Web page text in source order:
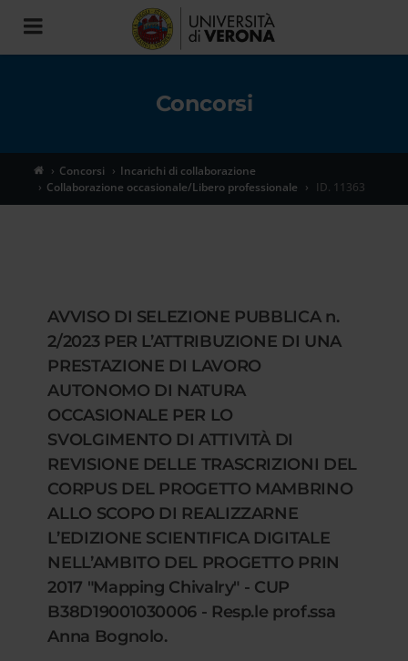
Toggle
navigation
Concorsi
Concorsi
Incarichi di collaborazione
Collaborazione occasionale/Libero professionale
ID. 11363
AVVISO DI SELEZIONE PUBBLICA n.
2/2023 PER L’ATTRIBUZIONE DI UNA
PRESTAZIONE DI LAVORO
AUTONOMO DI NATURA
OCCASIONALE PER LO
SVOLGIMENTO DI ATTIVITÀ DI
REVISIONE DELLE TRASCRIZIONI DEL
CORPUS DEL PROGETTO MAMBRINO
ALLO SCOPO DI REALIZZARNE
L’EDIZIONE SCIENTIFICA DIGITALE
NELL’AMBITO DEL PROGETTO PRIN
2017 "Mapping Chivalry" - CUP
B38D19001030006 - Resp.le prof.ssa
Anna Bognolo.